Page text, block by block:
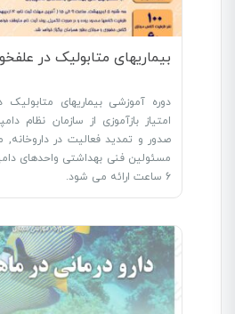
بیماریهای متابولیک در
امتیاز بازآموزی از سازمان نظام
صدور و تمدید فعالیت در داروخانه,
مسئولین فنی بهداشتی واحدهای
6 ساعت ارائه می شود.